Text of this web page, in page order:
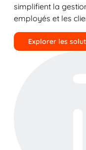
simplifient la
employés et les
Explorer les